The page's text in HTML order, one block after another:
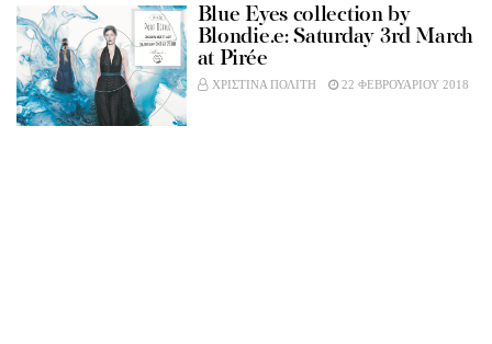
Blue Eyes collection by
Blondie.e: Saturday 3rd March
at Pirée
ΧΡΙΣΤΙΝΑ ΠΟΛΙΤΗ 22 ΦΕΒΡΟΥΑΡΙΟΥ 2018